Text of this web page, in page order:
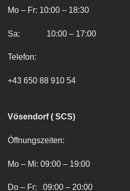
Mo – Fr: 10:00 – 18:30
Sa: 10:00 – 17:00
Telefon:
+43 650 88 910 54
Vösendorf ( SCS)
Öffnungszeiten:
Mo – Mi: 09:00 – 19:00
Do – Fr: 09:00 – 20:00